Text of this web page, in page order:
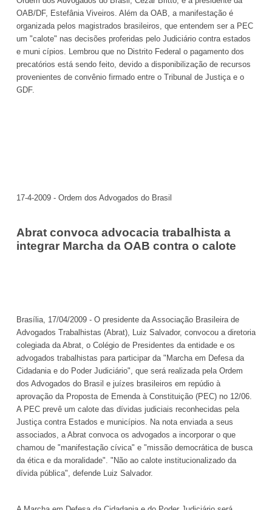
OAB/DF, Estefânia Viveiros. Além da OAB, a manifestação é
organizada pelos magistrados brasileiros, que entendem ser a PEC
um "calote" nas decisões proferidas pelo Judiciário contra estados
e muni cípios. Lembrou que no Distrito Federal o pagamento dos
precatórios está sendo feito, devido a disponibilização de recursos
provenientes de convênio firmado entre o Tribunal de Justiça e o
GDF.
17-4-2009 - Ordem dos Advogados do Brasil
Abrat convoca advocacia trabalhista a
integrar Marcha da OAB contra o calote
Brasília, 17/04/2009 - O presidente da Associação Brasileira de
Advogados Trabalhistas (Abrat), Luiz Salvador, convocou a diretoria
colegiada da Abrat, o Colégio de Presidentes da entidade e os
advogados trabalhistas para participar da "Marcha em Defesa da
Cidadania e do Poder Judiciário", que será realizada pela Ordem
dos Advogados do Brasil e juízes brasileiros em repúdio à
aprovação da Proposta de Emenda à Constituição (PEC) no 12/06.
A PEC prevê um calote das dívidas judiciais reconhecidas pela
Justiça contra Estados e municípios. Na nota enviada a seus
associados, a Abrat convoca os advogados a incorporar o que
chamou de "manifestação cívica" e "missão democrática de busca
da ética e da moralidade". "Não ao calote institucionalizado da
dívida pública", defende Luiz Salvador.